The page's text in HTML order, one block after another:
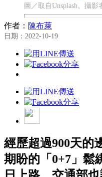
圖／取自Unsplash。攝影
作者： 陳布萊
日期：2022-10-19
經歷超過900天的
期盼的「0+7」鬆